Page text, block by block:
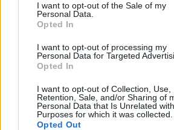
I want to opt-out of the Sale of my
Personal Data.
Opted In
I want to opt-out of processing my
Personal Data for Targeted
Opted In
I want to opt-out of Collection, Use,
Retention, Sale, and/or Sharing of
Personal Data that Is Unrelated
Purposes for which it was collected.
Opted Out
NAUJI